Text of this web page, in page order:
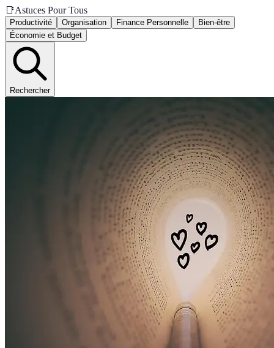
📑Astuces Pour Tous
Productivité Organisation Finance Personnelle
Bien-être
Économie et Budget
Rechercher